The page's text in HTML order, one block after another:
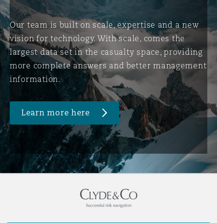
Our team is built on scale, expertise and a new
vision for technology. With scale, comes the
largest data set in the casualty space, providing
more complete answers and better management
information.
Learn more here